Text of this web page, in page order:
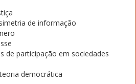
de informação
de participação em sociedades
democrática